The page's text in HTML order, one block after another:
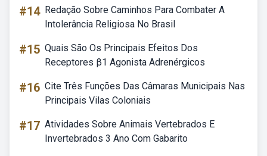
#14 Redação Sobre Caminhos Para Combater A
Intolerância Religiosa No Brasil
#15 Quais São Os Principais Efeitos Dos
Receptores β1 Agonista Adrenérgicos
#16 Cite Três Funções Das Câmaras Municipais Nas
Principais Vilas Coloniais
#17 Atividades Sobre Animais Vertebrados E
Invertebrados 3 Ano Com Gabarito